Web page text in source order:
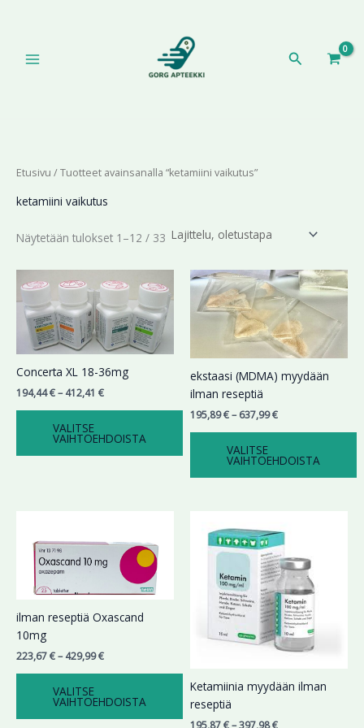
Hae
Etusivu / Tuotteet avainsanalla “ketamiini vaikutus”
ketamiini vaikutus
Näytetään tulokset 1–12 / 33
Concerta XL 18-36mg
194,44€– 412,41 €
194,44 €
-
412,41 €
VALITSE
VAIHTOEHDOISTA
Tällä
tuotteella
on
useampi
muunnelma.
Voit
tehdä
valinnat
tuotteen
ekstaasi (MDMA) myydään
ilman reseptiä
195,89€– 637,99€
Hintaluokka:
195,89 €
-
637,99 €
VALITSE
VAIHTOEHDOISTA
Tällä
tuotteella
on
useampi
muunnelma.
tehdä
valinnat
tuotteen
ilman reseptiä Oxascand
10mg
223,67€– 429,99€
-
429,99 €
VALITSE
VAIHTOEHDOISTA
useampi
muunnelma.
tehdä
valinnat
tuotteen
Ketamiinia myydään ilman
reseptiä
195,87€–397,98€
195,87 €
-
397,98 €
tuotteella
useampi
muunnelma.
valinnat
sivulla.